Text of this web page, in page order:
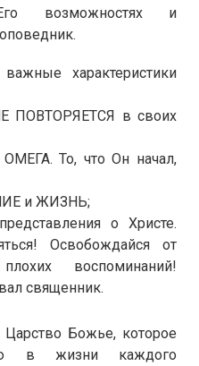
возможностях и
характеристики
ПОВТОРЯЕТСЯ в своих
То, что Он начал,
и ЖИЗНЬ;
о Христе.
Освобождайся от
воспоминаний!
священник.
Царство Божье, которое
в жизни каждого